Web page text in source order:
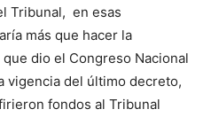
Tribunal, en esas
más que hacer la
dio el Congreso Nacional
vigencia del último decreto,
fondos al Tribunal